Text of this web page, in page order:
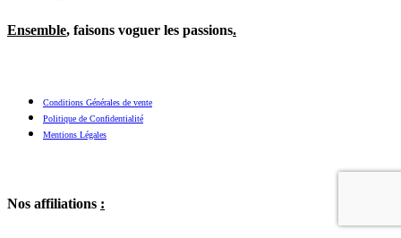
Ensemble, faisons voguer les passions.
Conditions Générales de vente
Politique de Confidentialité
Mentions Légales
Nos affiliations :